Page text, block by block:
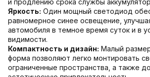
Яркость: Один мощный светодиод
равномерное синее освещение,
автомобиля в темное время суток и в
видимости.
Компактность и дизайн: Малый
форма позволяют легко монтировать
ограниченные пространства, а также